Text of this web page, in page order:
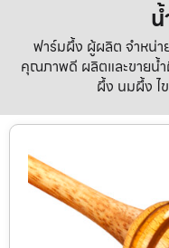
ฟาร์มผึ้ง ผู้ผลิต จำหน่า
คุณภาพดี ผลิตและขายน้
ผึ้ง นมผึ้ง ไ